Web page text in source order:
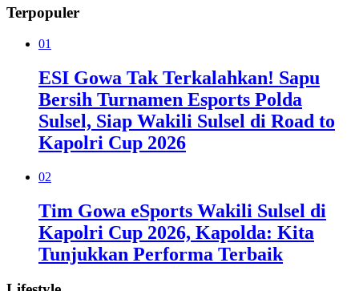
Terpopuler
01
ESI Gowa Tak Terkalahkan! Sapu
Bersih Turnamen Esports Polda
Sulsel, Siap Wakili Sulsel di Road to
Kapolri Cup 2026
02
Tim Gowa eSports Wakili Sulsel di
Kapolri Cup 2026, Kapolda: Kita
Tunjukkan Performa Terbaik